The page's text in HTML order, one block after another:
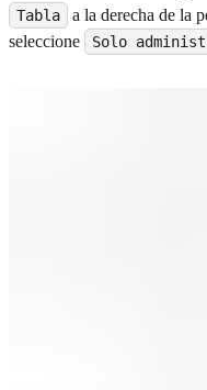
Tabla
a la derecha de la
seleccione
Solo